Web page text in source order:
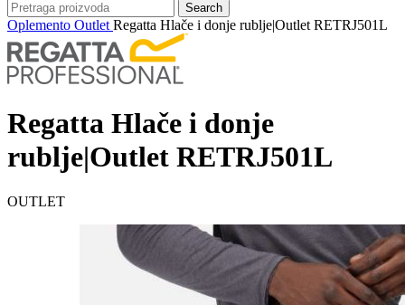
Search
Oplemento Outlet Regatta Hlače i donje rublje|Outlet RETRJ501L
Regatta Hlače i donje
rublje|Outlet RETRJ501L
OUTLET